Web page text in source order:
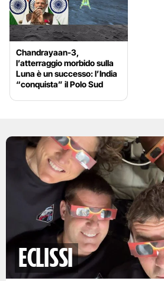
Chandrayaan-3,
l’atterraggio morbido sulla
Luna è un successo: l’India
“conquista” il Polo Sud
eclissi